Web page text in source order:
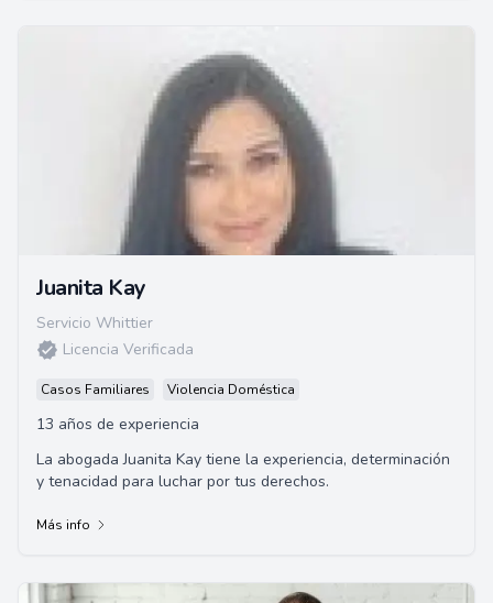
Juanita Kay
Servicio Whittier
Licencia Verificada
Casos Familiares Violencia Doméstica
13 años de experiencia
La abogada Juanita Kay tiene la experiencia, determinación
y tenacidad para luchar por tus derechos.
Más info